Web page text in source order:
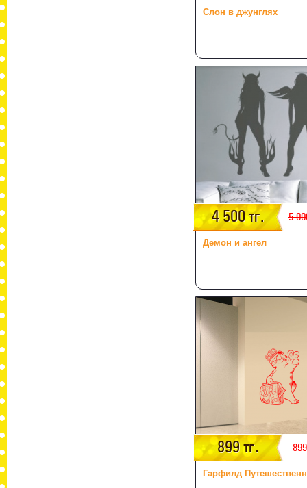
Слон в джунглях
4 500 тг. 5
Демон и ангел
899 тг.
Гарфилд